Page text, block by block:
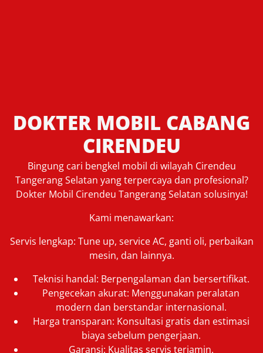
DOKTER MOBIL CABANG
CIRENDEU
Bingung cari bengkel mobil di wilayah Cirendeu
Tangerang Selatan yang terpercaya dan profesional?
Dokter Mobil Cirendeu Tangerang Selatan solusinya!
Kami menawarkan:
Servis lengkap: Tune up, service AC, ganti oli, perbaikan
mesin, dan lainnya.
Teknisi handal: Berpengalaman dan bersertifikat.
Pengecekan akurat: Menggunakan peralatan
modern dan berstandar internasional.
Harga transparan: Konsultasi gratis dan estimasi
biaya sebelum pengerjaan.
Garansi: Kualitas servis terjamin.